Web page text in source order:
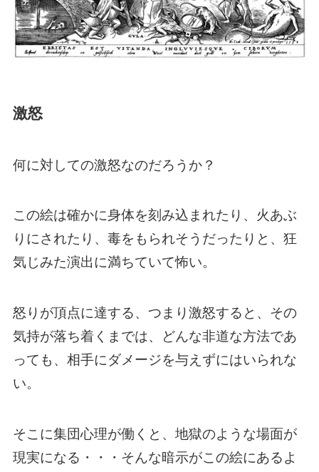
激怒
何に対しての激怒なのだろうか？
この絵は確かに身体を刻み込まれたり、火あぶ
りにされたり、毒をもられそうだったりと、狂
気じみた演出に満ちていて怖い。
怒りが頂点に達する、つまり激怒すると、その
気持が落ち着くまでは、どんな非道な方法であ
っても、相手にダメージを与えずにはいられな
い。
そこに集団心理が働くと、地獄のような場面が
現実になる・・・そんな暗示がこの絵にあるよ